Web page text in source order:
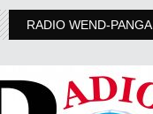
RADIO WEND-PANGA